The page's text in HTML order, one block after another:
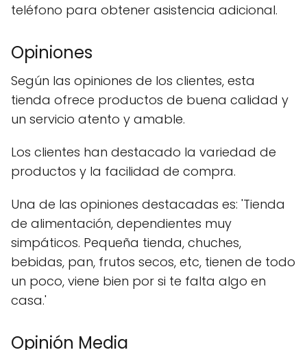
teléfono para obtener asistencia adicional.
Opiniones
Según las opiniones de los clientes, esta
tienda ofrece productos de buena calidad y
un servicio atento y amable.
Los clientes han destacado la variedad de
productos y la facilidad de compra.
Una de las opiniones destacadas es: 'Tienda
de alimentación, dependientes muy
simpáticos. Pequeña tienda, chuches,
bebidas, pan, frutos secos, etc, tienen de todo
un poco, viene bien por si te falta algo en
casa.'
Opinión Media